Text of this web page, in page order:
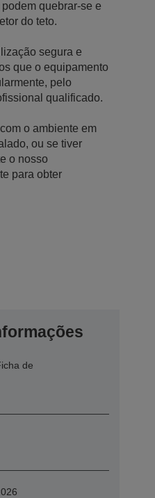
quebrar-se e
do teto.
segura e
que o equipamento
pelo
qualificado.
o ambiente em
ou se tiver
o nosso
para obter
de